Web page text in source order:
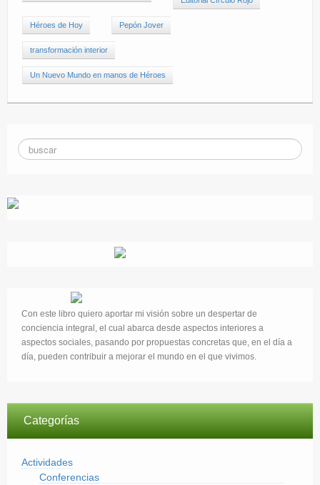
Héroes de Hoy Pepón Jover
transformación interior
Un Nuevo Mundo en manos de Héroes
Con este libro quiero aportar mi visión sobre un despertar de
conciencia integral, el cual abarca desde aspectos interiores a
aspectos sociales, pasando por propuestas concretas que, en el día a
día, pueden contribuir a mejorar el mundo en el que vivimos.
Categorías
Actividades
Conferencias